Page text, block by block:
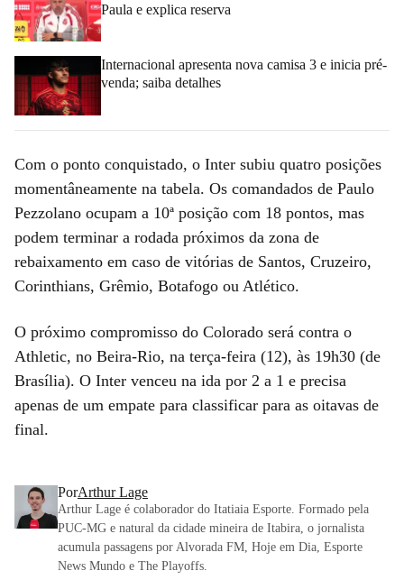
Paula e explica reserva
Internacional apresenta nova camisa 3 e inicia pré-
venda; saiba detalhes
Com o ponto conquistado, o Inter subiu quatro posições
momentâneamente na tabela. Os comandados de Paulo
Pezzolano ocupam a 10ª posição com 18 pontos, mas
podem terminar a rodada próximos da zona de
rebaixamento em caso de vitórias de Santos, Cruzeiro,
Corinthians, Grêmio, Botafogo ou Atlético.
O próximo compromisso do Colorado será contra o
Athletic, no Beira-Rio, na terça-feira (12), às 19h30 (de
Brasília). O Inter venceu na ida por 2 a 1 e precisa
apenas de um empate para classificar para as oitavas de
final.
PorArthur Lage
Arthur Lage é colaborador do Itatiaia Esporte. Formado pela
PUC-MG e natural da cidade mineira de Itabira, o jornalista
acumula passagens por Alvorada FM, Hoje em Dia, Esporte
News Mundo e The Playoffs.